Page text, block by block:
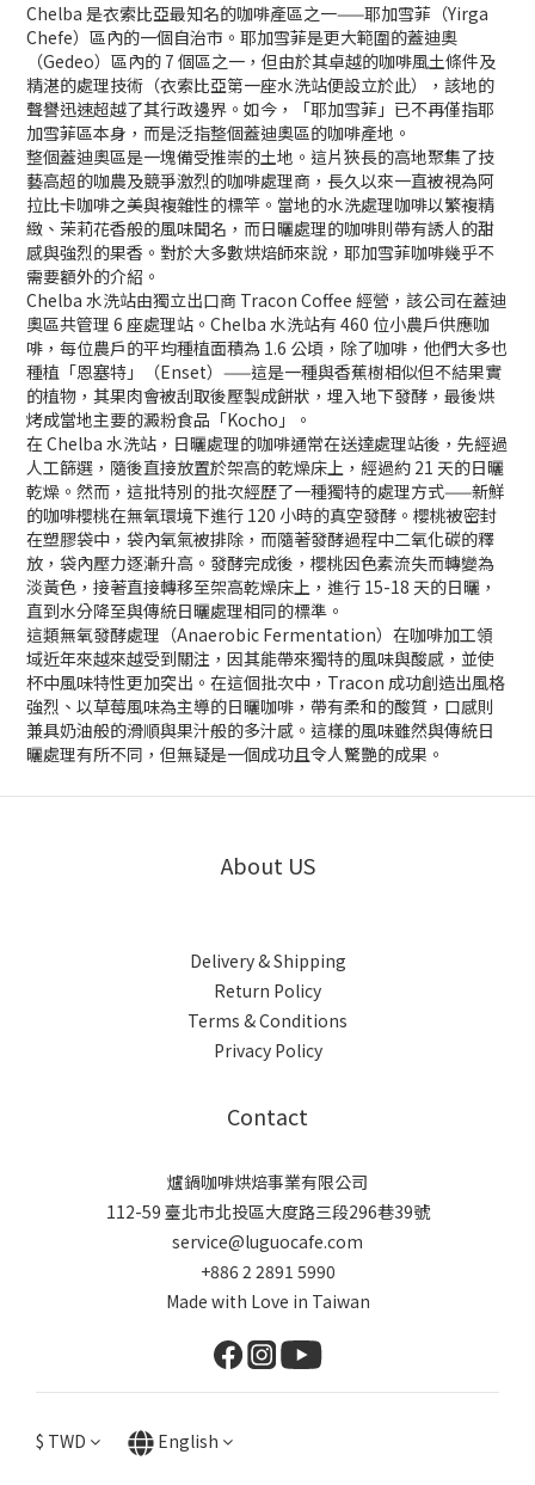
Chelba 是衣索比亞最知名的咖啡產區之一——耶加雪菲（Yirga
Chefe）區內的一個自治市。耶加雪菲是更大範圍的蓋迪奧
（Gedeo）區內的 7 個區之一，但由於其卓越的咖啡風土條件及
精湛的處理技術（衣索比亞第一座水洗站便設立於此），該地的
聲譽迅速超越了其行政邊界。如今，「耶加雪菲」已不再僅指耶
加雪菲區本身，而是泛指整個蓋迪奧區的咖啡產地。
整個蓋迪奧區是一塊備受推崇的土地。這片狹長的高地聚集了技
藝高超的咖農及競爭激烈的咖啡處理商，長久以來一直被視為阿
拉比卡咖啡之美與複雜性的標竿。當地的水洗處理咖啡以繁複精
緻、茉莉花香般的風味聞名，而日曬處理的咖啡則帶有誘人的甜
感與強烈的果香。對於大多數烘焙師來說，耶加雪菲咖啡幾乎不
需要額外的介紹。
Chelba 水洗站由獨立出口商 Tracon Coffee 經營，該公司在蓋迪
奧區共管理 6 座處理站。Chelba 水洗站有 460 位小農戶供應咖
啡，每位農戶的平均種植面積為 1.6 公頃，除了咖啡，他們大多也
種植「恩塞特」（Enset）——這是一種與香蕉樹相似但不結果實
的植物，其果肉會被刮取後壓製成餅狀，埋入地下發酵，最後烘
烤成當地主要的澱粉食品「Kocho」。
在 Chelba 水洗站，日曬處理的咖啡通常在送達處理站後，先經過
人工篩選，隨後直接放置於架高的乾燥床上，經過約 21 天的日曬
乾燥。然而，這批特別的批次經歷了一種獨特的處理方式——新鮮
的咖啡櫻桃在無氧環境下進行 120 小時的真空發酵。櫻桃被密封
在塑膠袋中，袋內氧氣被排除，而隨著發酵過程中二氧化碳的釋
放，袋內壓力逐漸升高。發酵完成後，櫻桃因色素流失而轉變為
淡黃色，接著直接轉移至架高乾燥床上，進行 15-18 天的日曬，
直到水分降至與傳統日曬處理相同的標準。
這類無氧發酵處理（Anaerobic Fermentation）在咖啡加工領
域近年來越來越受到關注，因其能帶來獨特的風味與酸感，並使
杯中風味特性更加突出。在這個批次中，Tracon 成功創造出風格
強烈、以草莓風味為主導的日曬咖啡，帶有柔和的酸質，口感則
兼具奶油般的滑順與果汁般的多汁感。這樣的風味雖然與傳統日
曬處理有所不同，但無疑是一個成功且令人驚艷的成果。
About US
Delivery & Shipping
Return Policy
Terms & Conditions
Privacy Policy
Contact
爐鍋咖啡烘焙事業有限公司
112-59 臺北市北投區大度路三段296巷39號
service@luguocafe.com
+886 2 2891 5990
Made with Love in Taiwan
$ TWD English